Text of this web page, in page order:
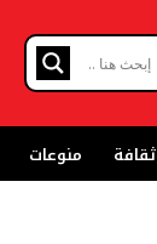
منوعات